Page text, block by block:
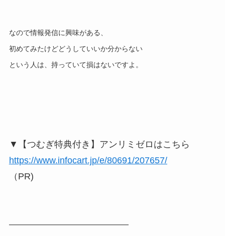
なので情報発信に興味がある、
初めてみたけどどうしていいか分からない
という人は、持っていて損はないですよ。
▼【つむぎ特典付き】アンリミゼロはこちら
https://www.infocart.jp/e/80691/207657/
（PR)
━━━━━━━━━━━━━━━━━